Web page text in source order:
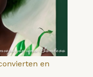
en